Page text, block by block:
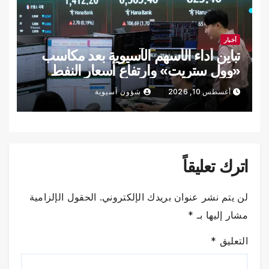
أخبار
تباين أداء الأسهم الآسيوية بعد مكاسب
«وول ستريت» وارتفاع أسعار النفط
أغسطس 10, 2026 شؤون آسيوية
اترك تعليقاً
لن يتم نشر عنوان بريدك الإلكتروني. الحقول الإلزامية
مشار إليها بـ *
التعليق *